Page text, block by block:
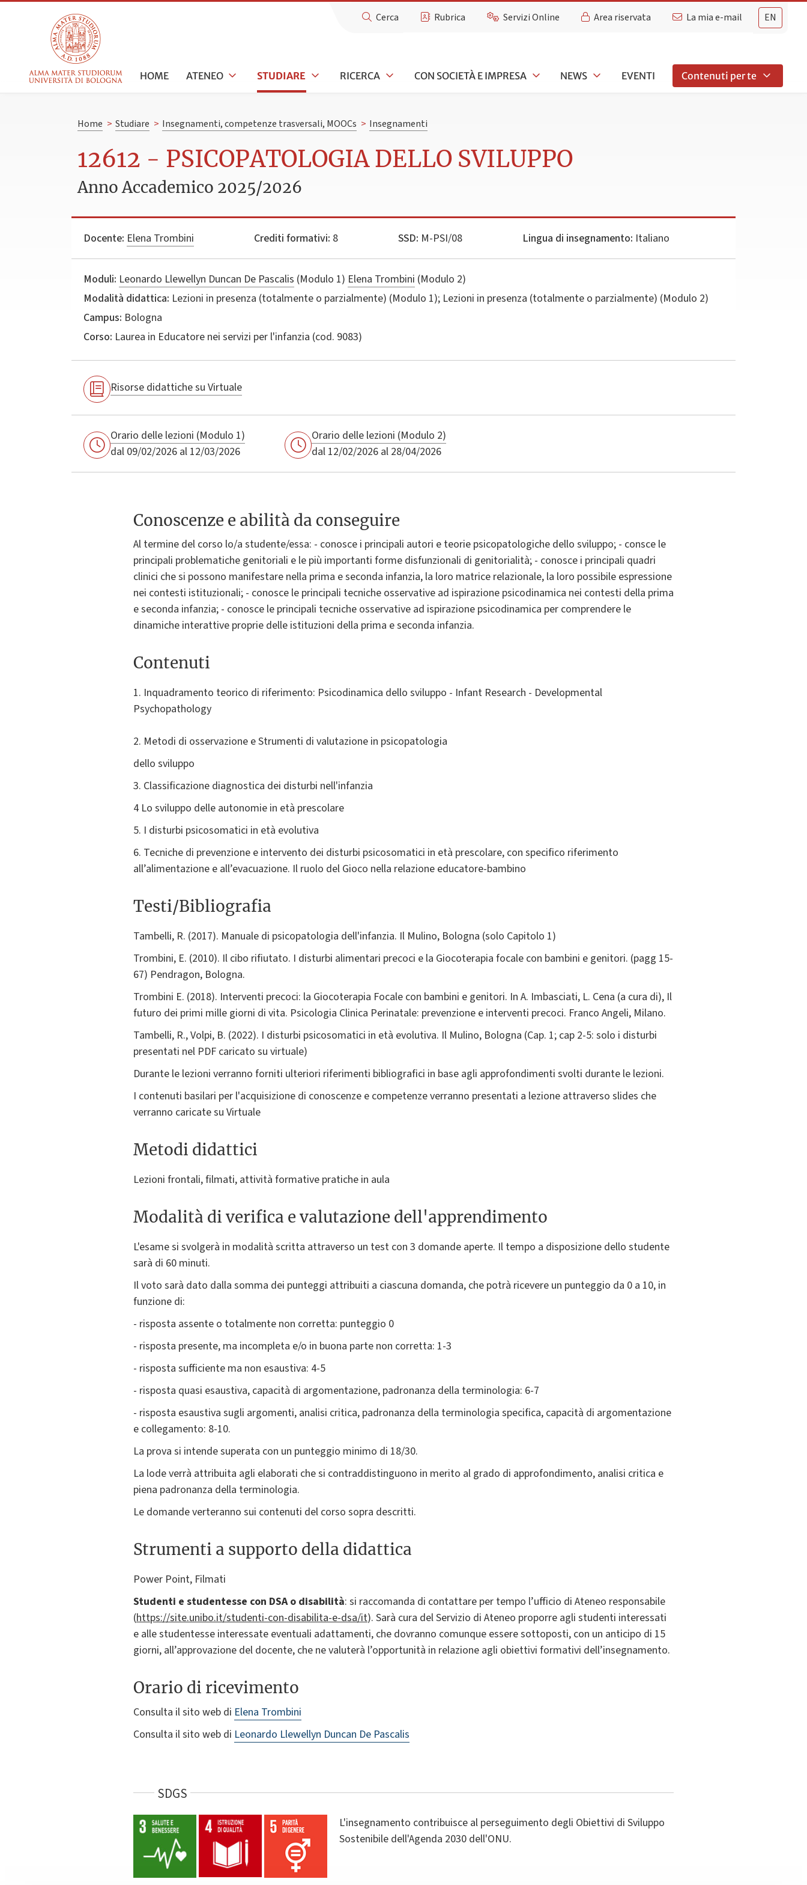
EN
Cerca Rubrica Servizi Online Area riservata La mia e-mail
HOME ATENEO STUDIARE RICERCA CON SOCIETÀ E IMPRESA NEWS EVENTI Contenuti per te
Home > Studiare > Insegnamenti, competenze trasversali, MOOCs > Insegnamenti
12612 - PSICOPATOLOGIA DELLO SVILUPPO
Anno Accademico 2025/2026
Docente: Elena Trombini Crediti formativi: 8 SSD: M-PSI/08 Lingua di insegnamento: Italiano
Moduli: Leonardo Llewellyn Duncan De Pascalis (Modulo 1) Elena Trombini (Modulo 2)
Modalità didattica: Lezioni in presenza (totalmente o parzialmente) (Modulo 1); Lezioni in presenza (totalmente o parzialmente) (Modulo 2)
Campus: Bologna
Corso: Laurea in Educatore nei servizi per l'infanzia (cod. 9083)
Risorse didattiche su Virtuale
Orario delle lezioni (Modulo 1)
dal 09/02/2026 al 12/03/2026
Orario delle lezioni (Modulo 2)
dal 12/02/2026 al 28/04/2026
Conoscenze e abilità da conseguire
Al termine del corso lo/a studente/essa: - conosce i principali autori e teorie psicopatologiche dello sviluppo; - consce le
principali problematiche genitoriali e le più importanti forme disfunzionali di genitorialità; - conosce i principali quadri
clinici che si possono manifestare nella prima e seconda infanzia, la loro matrice relazionale, la loro possibile espressione
nei contesti istituzionali; - conosce le principali tecniche osservative ad ispirazione psicodinamica nei contesti della prima
e seconda infanzia; - conosce le principali tecniche osservative ad ispirazione psicodinamica per comprendere le
dinamiche interattive proprie delle istituzioni della prima e seconda infanzia.
Contenuti
1. Inquadramento teorico di riferimento: Psicodinamica dello sviluppo - Infant Research - Developmental
Psychopathology
2. Metodi di osservazione e Strumenti di valutazione in psicopatologia
dello sviluppo
3. Classificazione diagnostica dei disturbi nell'infanzia
4 Lo sviluppo delle autonomie in età prescolare
5. I disturbi psicosomatici in età evolutiva
6. Tecniche di prevenzione e intervento dei disturbi psicosomatici in età prescolare, con specifico riferimento
all’alimentazione e all’evacuazione. Il ruolo del Gioco nella relazione educatore-bambino
Testi/Bibliografia
Tambelli, R. (2017). Manuale di psicopatologia dell'infanzia. Il Mulino, Bologna (solo Capitolo 1)
Trombini, E. (2010). Il cibo rifiutato. I disturbi alimentari precoci e la Giocoterapia focale con bambini e genitori. (pagg 15-
67) Pendragon, Bologna.
Trombini E. (2018). Interventi precoci: la Giocoterapia Focale con bambini e genitori. In A. Imbasciati, L. Cena (a cura di), Il
futuro dei primi mille giorni di vita. Psicologia Clinica Perinatale: prevenzione e interventi precoci. Franco Angeli, Milano.
Tambelli, R., Volpi, B. (2022). I disturbi psicosomatici in età evolutiva. Il Mulino, Bologna (Cap. 1; cap 2-5: solo i disturbi
presentati nel PDF caricato su virtuale)
Durante le lezioni verranno forniti ulteriori riferimenti bibliografici in base agli approfondimenti svolti durante le lezioni.
I contenuti basilari per l'acquisizione di conoscenze e competenze verranno presentati a lezione attraverso slides che
verranno caricate su Virtuale
Metodi didattici
Lezioni frontali, filmati, attività formative pratiche in aula
Modalità di verifica e valutazione dell'apprendimento
L'esame si svolgerà in modalità scritta attraverso un test con 3 domande aperte. Il tempo a disposizione dello studente
sarà di 60 minuti.
Il voto sarà dato dalla somma dei punteggi attribuiti a ciascuna domanda, che potrà ricevere un punteggio da 0 a 10, in
funzione di:
- risposta assente o totalmente non corretta: punteggio 0
- risposta presente, ma incompleta e/o in buona parte non corretta: 1-3
- risposta sufficiente ma non esaustiva: 4-5
- risposta quasi esaustiva, capacità di argomentazione, padronanza della terminologia: 6-7
- risposta esaustiva sugli argomenti, analisi critica, padronanza della terminologia specifica, capacità di argomentazione
e collegamento: 8-10.
La prova si intende superata con un punteggio minimo di 18/30.
La lode verrà attribuita agli elaborati che si contraddistinguono in merito al grado di approfondimento, analisi critica e
piena padronanza della terminologia.
Le domande verteranno sui contenuti del corso sopra descritti.
Strumenti a supporto della didattica
Power Point, Filmati
Studenti e studentesse con DSA o disabilità: si raccomanda di contattare per tempo l’ufficio di Ateneo responsabile
(https://site.unibo.it/studenti-con-disabilita-e-dsa/it). Sarà cura del Servizio di Ateneo proporre agli studenti interessati
e alle studentesse interessate eventuali adattamenti, che dovranno comunque essere sottoposti, con un anticipo di 15
giorni, all’approvazione del docente, che ne valuterà l’opportunità in relazione agli obiettivi formativi dell’insegnamento.
Orario di ricevimento
Consulta il sito web di Elena Trombini
Consulta il sito web di Leonardo Llewellyn Duncan De Pascalis
SDGS
L'insegnamento contribuisce al perseguimento degli Obiettivi di Sviluppo
Sostenibile dell'Agenda 2030 dell'ONU.